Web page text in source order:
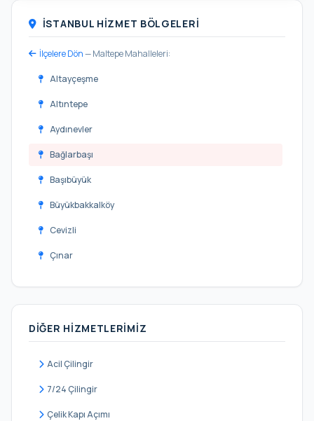
İSTANBUL HIZMET BÖLGELERI
İlçelere Dön— Maltepe Mahalleleri:
Altayçeşme
Altıntepe
Aydınevler
Bağlarbaşı
Başıbüyük
Büyükbakkalköy
Cevizli
Çınar
Feyzullah
Fındıklı
DIĞER HIZMETLERIMIZ
Acil Çilingir
7/24 Çilingir
Çelik Kapı Açımı